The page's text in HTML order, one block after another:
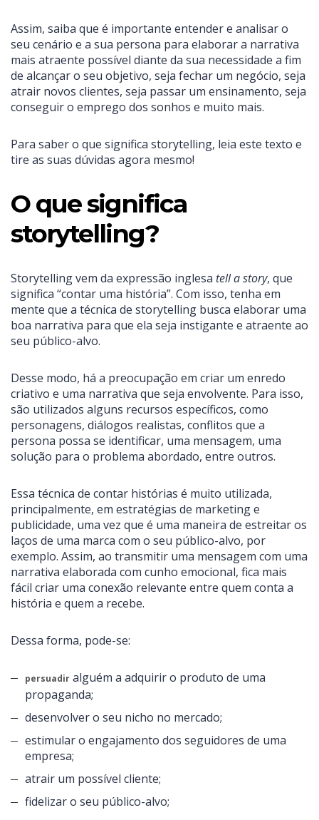
Assim, saiba que é importante entender e analisar o
seu cenário e a sua persona para elaborar a narrativa
mais atraente possível diante da sua necessidade a fim
de alcançar o seu objetivo, seja fechar um negócio, seja
atrair novos clientes, seja passar um ensinamento, seja
conseguir o emprego dos sonhos e muito mais.
Para saber o que significa storytelling, leia este texto e
tire as suas dúvidas agora mesmo!
O que significa
storytelling?
Storytelling vem da expressão inglesa tell a story, que
significa “contar uma história”. Com isso, tenha em
mente que a técnica de storytelling busca elaborar uma
boa narrativa para que ela seja instigante e atraente ao
seu público-alvo.
Desse modo, há a preocupação em criar um enredo
criativo e uma narrativa que seja envolvente. Para isso,
são utilizados alguns recursos específicos, como
personagens, diálogos realistas, conflitos que a
persona possa se identificar, uma mensagem, uma
solução para o problema abordado, entre outros.
Essa técnica de contar histórias é muito utilizada,
principalmente, em estratégias de marketing e
publicidade, uma vez que é uma maneira de estreitar os
laços de uma marca com o seu público-alvo, por
exemplo. Assim, ao transmitir uma mensagem com uma
narrativa elaborada com cunho emocional, fica mais
fácil criar uma conexão relevante entre quem conta a
história e quem a recebe.
Dessa forma, pode-se:
persuadir alguém a adquirir o produto de uma
propaganda;
desenvolver o seu nicho no mercado;
estimular o engajamento dos seguidores de uma
empresa;
atrair um possível cliente;
fidelizar o seu público-alvo;